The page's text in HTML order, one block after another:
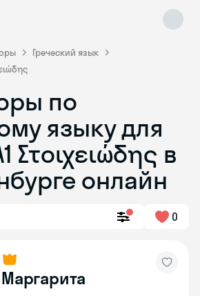
Греческий язык
по
языку для
Στοιχειώδης в
онлайн
0
Маргарита